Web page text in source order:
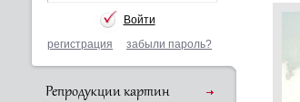
регистрация забыли пароль?
Репродукции картин